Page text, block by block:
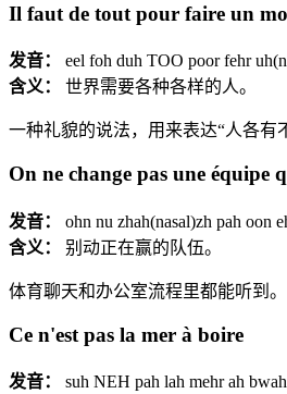
Il faut de tout pour faire un
发音：
eel foh duh TOO poor fehr
含义：
世界需要各种各样的人。
一种礼貌的说法，用来表达“人各有
On ne change pas une équipe
发音：
ohn nu zhah(nasal)zh pah oon
含义：
别动正在赢的队伍。
体育聊天和办公室流程里都能听到
Ce n'est pas la mer à boire
发音： suh NEH pah lah mehr ah